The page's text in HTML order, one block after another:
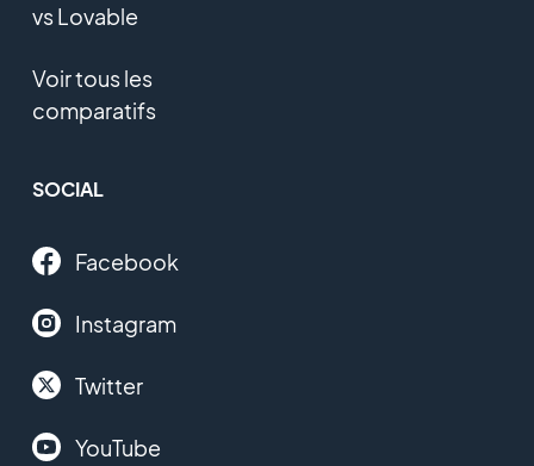
vs Lovable
Voir tous les
comparatifs
SOCIAL
Facebook
Instagram
Twitter
YouTube